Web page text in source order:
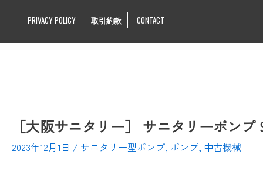
PRIVACY POLICY 取引約款 CONTACT
［大阪サニタリー］ サニタリーポンプ
2023年12月1日 / サニタリー型ポンプ, ポンプ, 中古機械